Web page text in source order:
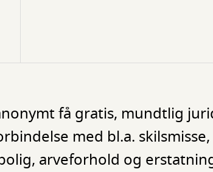
få gratis, mundtlig
med bl.a. skilsmisse,
arveforhold og